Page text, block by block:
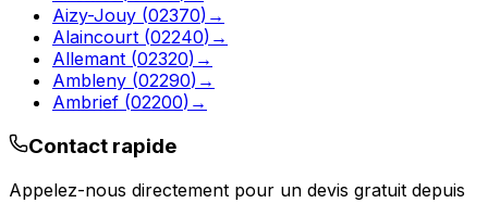
Aizy-Jouy (02370) →
Alaincourt (02240) →
Allemant (02320) →
Ambleny (02290) →
Ambrief (02200) →
Contact rapide
Appelez-nous directement pour un devis gratuit depuis